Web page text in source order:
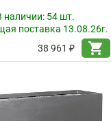
наличии: 54 шт.
поставка 13.08.26г.
38 961 ₽
shopping_cart